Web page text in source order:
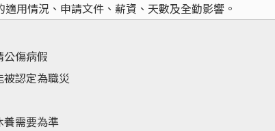
用情況、申請文件、薪資、天數及全勤影響。
傷病假
認定為職災
養需要為準